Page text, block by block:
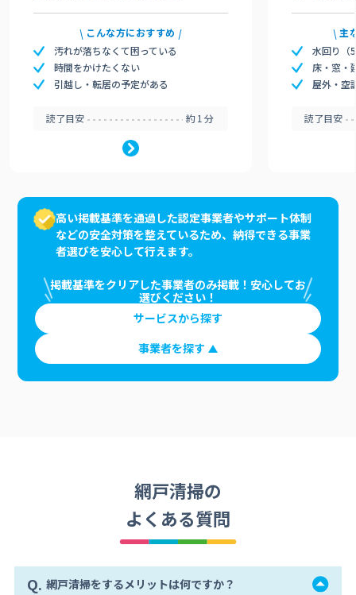
こんな方におすすめ
汚れが落ちなくて困っている
時間をかけたくない
引越し・転居の予定がある
読了目安 約1分
主
水回り（
床・窓・
屋外・空
読了目安
高い掲載基準を通過した認定事業者やサポート体制
などの安全対策を整えているため、納得できる事業
者選びを安心して行えます。
掲載基準をクリアした事業者のみ掲載！安心してお
選びください！
サービスから探す
事業者を探す
網戸清掃の
よくある質問
Q. 網戸清掃をするメリットは何ですか？